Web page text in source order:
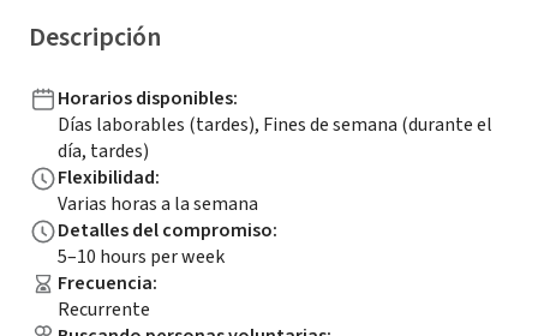
Descripción
Horarios disponibles:
Días laborables (tardes), Fines de semana (durante el
día, tardes)
Flexibilidad:
Varias horas a la semana
Detalles del compromiso:
5–10 hours per week
Frecuencia:
Recurrente